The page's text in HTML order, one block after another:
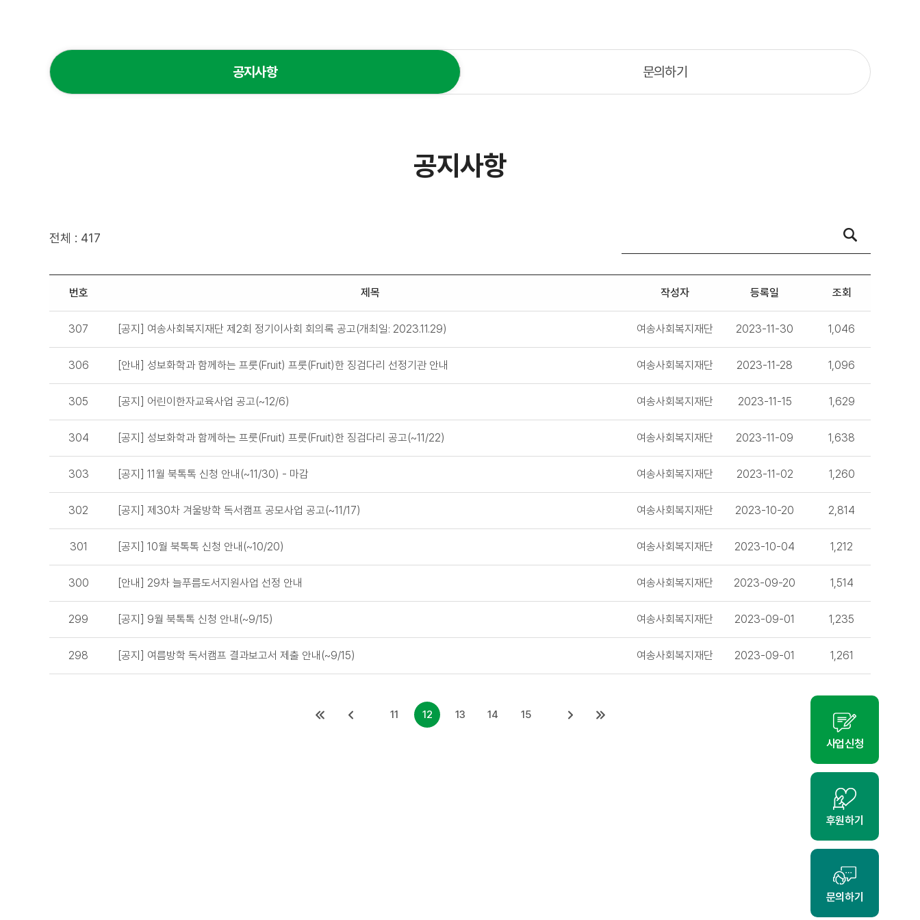
공지사항 문의하기
공지사항
전체 : 417
번호 제목 작성자 등록일 조회
307 [공지] 여송사회복지재단 제2회 정기이사회 회의록 공고(개최일: 2023.11.29) 여송사회복지재단 2023-11-30 1,046
306 [안내] 성보화학과 함께하는 프룻(Fruit) 프룻(Fruit)한 징검다리 선정기관 안내 여송사회복지재단 2023-11-28 1,096
305 [공지] 어린이한자교육사업 공고(~12/6) 여송사회복지재단 2023-11-15 1,629
304 [공지] 성보화학과 함께하는 프룻(Fruit) 프룻(Fruit)한 징검다리 공고(~11/22) 여송사회복지재단 2023-11-09 1,638
303 [공지] 11월 북톡톡 신청 안내(~11/30) - 마감 여송사회복지재단 2023-11-02 1,260
302 [공지] 제30차 겨울방학 독서캠프 공모사업 공고(~11/17) 여송사회복지재단 2023-10-20 2,814
301 [공지] 10월 북톡톡 신청 안내(~10/20) 여송사회복지재단 2023-10-04 1,212
300 [안내] 29차 늘푸름도서지원사업 선정 안내 여송사회복지재단 2023-09-20 1,514
299 [공지] 9월 북톡톡 신청 안내(~9/15) 여송사회복지재단 2023-09-01 1,235
298 [공지] 여름방학 독서캠프 결과보고서 제출 안내(~9/15) 여송사회복지재단 2023-09-01 1,261
11 12 13 14 15
사업신청
후원하기
문의하기